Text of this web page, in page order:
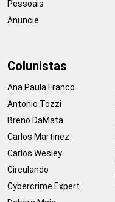
Pessoais
Anuncie
Colunistas
Ana Paula Franco
Antonio Tozzi
Breno DaMata
Carlos Martinez
Carlos Wesley
Circulando
Cybercrime Expert